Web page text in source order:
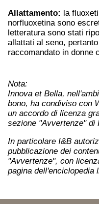
Allattamento: la
norfluoxetina sono
letteratura sono stati
allattati al seno,
raccomandato in donne
Nota:
Innova et Bella,
bono, ha condiviso con
un accordo di licenza
sezione "Avvertenze" di
In particolare I&B
pubblicazione dei
"Avvertenze", con
pagina dell'enciclopedia